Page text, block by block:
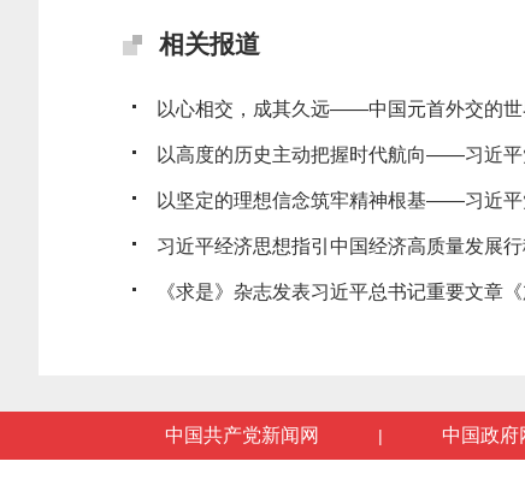
相关报道
以心相交，成其久远——中国元首外交的世
以高度的历史主动把握时代航向——习近平
以坚定的理想信念筑牢精神根基——习近平
习近平经济思想指引中国经济高质量发展
《求是》杂志发表习近平总书记重要文章
中国共产党新闻网 | 中国政府